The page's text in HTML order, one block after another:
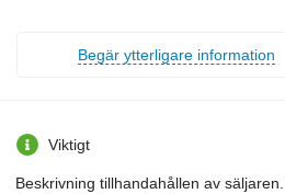
Begär ytterligare information
Viktigt
Beskrivning tillhandahållen av